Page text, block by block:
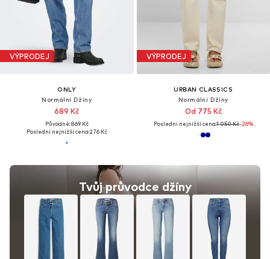
VÝPRODEJ
ONLY
Normální Džíny
689 Kč
Původně: 869 Kč
Poslední nejnižší cena:276 Kč
Tvůj průvodce džíny
VÝPRODEJ
URBAN CLASSICS
Normální Džíny
Od 775 Kč
Poslední nejnižší cena:1 050 Kč-26%